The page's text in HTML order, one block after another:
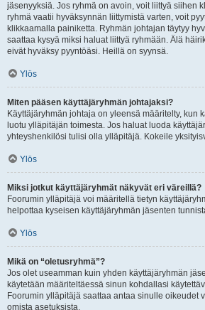
jäsenyyksiä. Jos ryhmä on avoin, voit liittyä siihen
ryhmä vaatii hyväksynnän liittymistä varten, voit
klikkaamalla painiketta. Ryhmän johtajan täytyy
saattaa kysyä miksi haluat liittyä ryhmään. Älä
eivät hyväksy pyyntöäsi. Heillä on syynsä.
Ylös
Miten pääsen käyttäjäryhmän johtajaksi?
Käyttäjäryhmän johtaja on yleensä määritelty, kun
luotu ylläpitäjän toimesta. Jos haluat luoda
yhteyshenkilösi tulisi olla ylläpitäjä. Kokeile
Ylös
Miksi jotkut käyttäjäryhmät näkyvät eri väreillä?
Foorumin ylläpitäjä voi määritellä tietyn
helpottaa kyseisen käyttäjäryhmän jäsenten
Ylös
Mikä on “oletusryhmä”?
Jos olet useamman kuin yhden käyttäjäryhmän
käytetään määriteltäessä sinun kohdallasi
Foorumin ylläpitäjä saattaa antaa sinulle oikeudet
omista asetuksista.